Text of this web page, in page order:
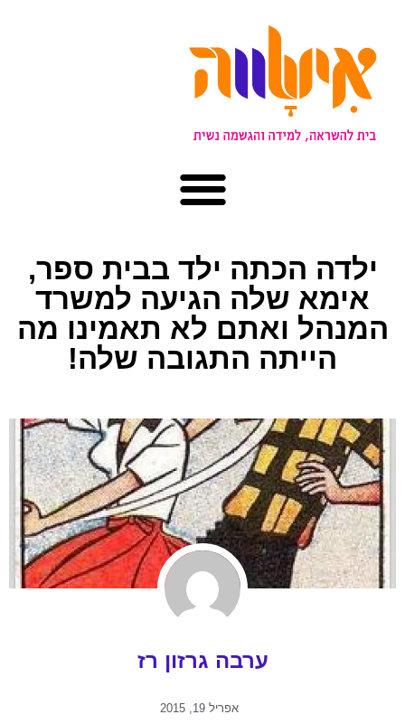
הכתה ילד בבית ספר,
שלה הגיעה למשרד
ואתם לא תאמינו מה
הייתה התגובה שלה!
ערבה גרזון רז